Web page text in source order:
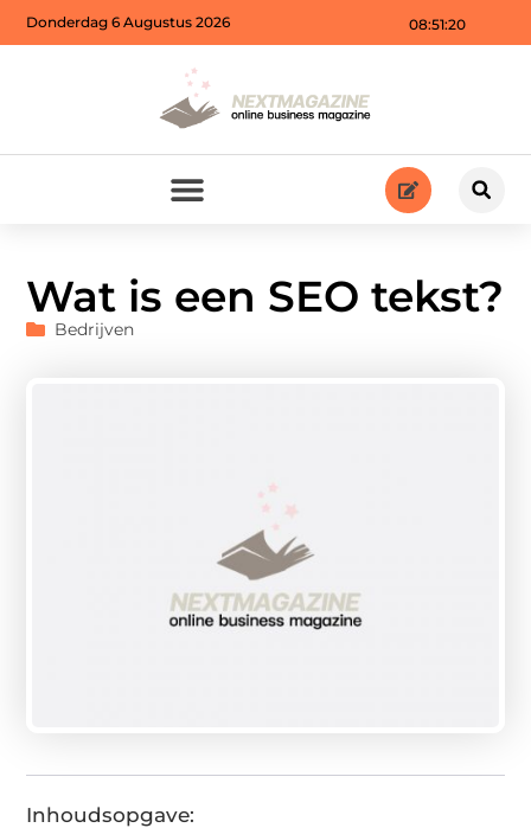
08:51:21
Donderdag 6 Augustus 2026
Wat is een SEO tekst?
Bedrijven
Inhoudsopgave: